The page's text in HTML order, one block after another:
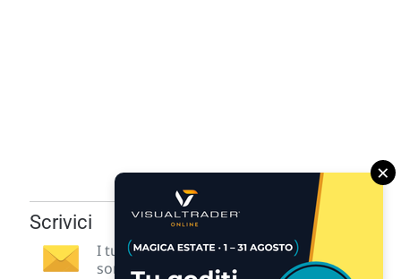
Scrivici
I tuoi suggerimenti per noi
sono preziosi e molto utili! »
×